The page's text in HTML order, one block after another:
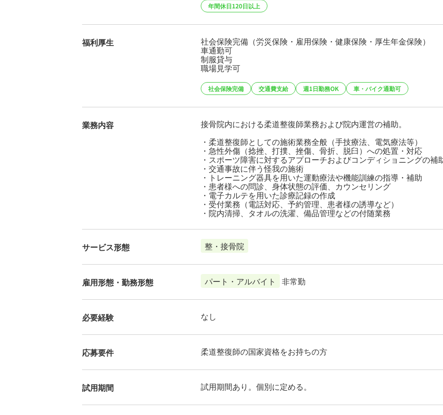
年間休日120日以上
福利厚生 社会保険完備（労災保険・雇用保険・健康保険・厚生年金保険）
車通勤可
制服貸与
職場見学可
社会保険完備 交通費支給 週1日勤務OK 車・バイク通勤可
業務内容
接骨院内における柔道整復師業務および院内運営の補助。
・柔道整復師としての施術業務全般（手技療法、電気療法等）
・急性外傷（捻挫、打撲、挫傷、骨折、脱臼）への処置・対応
・スポーツ障害に対するアプローチおよびコンディショニングの補
・交通事故に伴う怪我の施術
・トレーニング器具を用いた運動療法や機能訓練の指導・補助
・患者様への問診、身体状態の評価、カウンセリング
・電子カルテを用いた診療記録の作成
・受付業務（電話対応、予約管理、患者様の誘導など）
・院内清掃、タオルの洗濯、備品管理などの付随業務
サービス形態 整・接骨院
雇用形態・勤務形態 パート・アルバイト 非常勤
必要経験 なし
応募要件 柔道整復師の国家資格をお持ちの方
試用期間 試用期間あり。個別に定める。